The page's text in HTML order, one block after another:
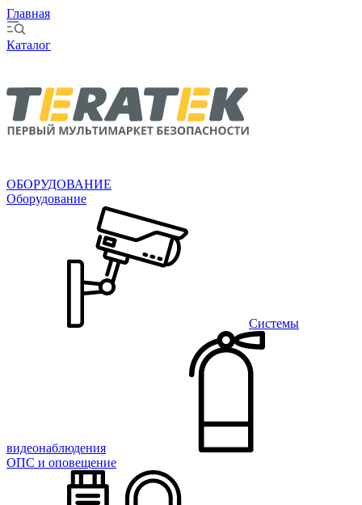
Главная
Каталог
ОБОРУДОВАНИЕ
Оборудование
Системы
видеонаблюдения
ОПС и оповещение